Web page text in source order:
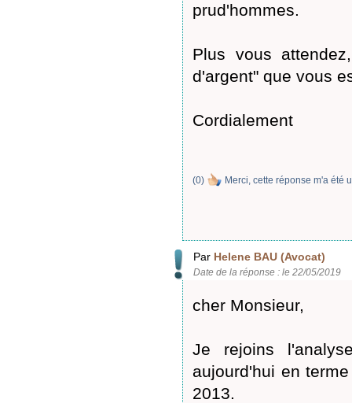
prud'hommes.
Plus vous
d'argent" que vous
Cordialement
(0) Merci, cette réponse m'a été
Par Helene BAU (Avocat)
Date de la réponse : le 22/05/2019
cher Monsieur,
Je rejoins
aujourd'hui en
2013.